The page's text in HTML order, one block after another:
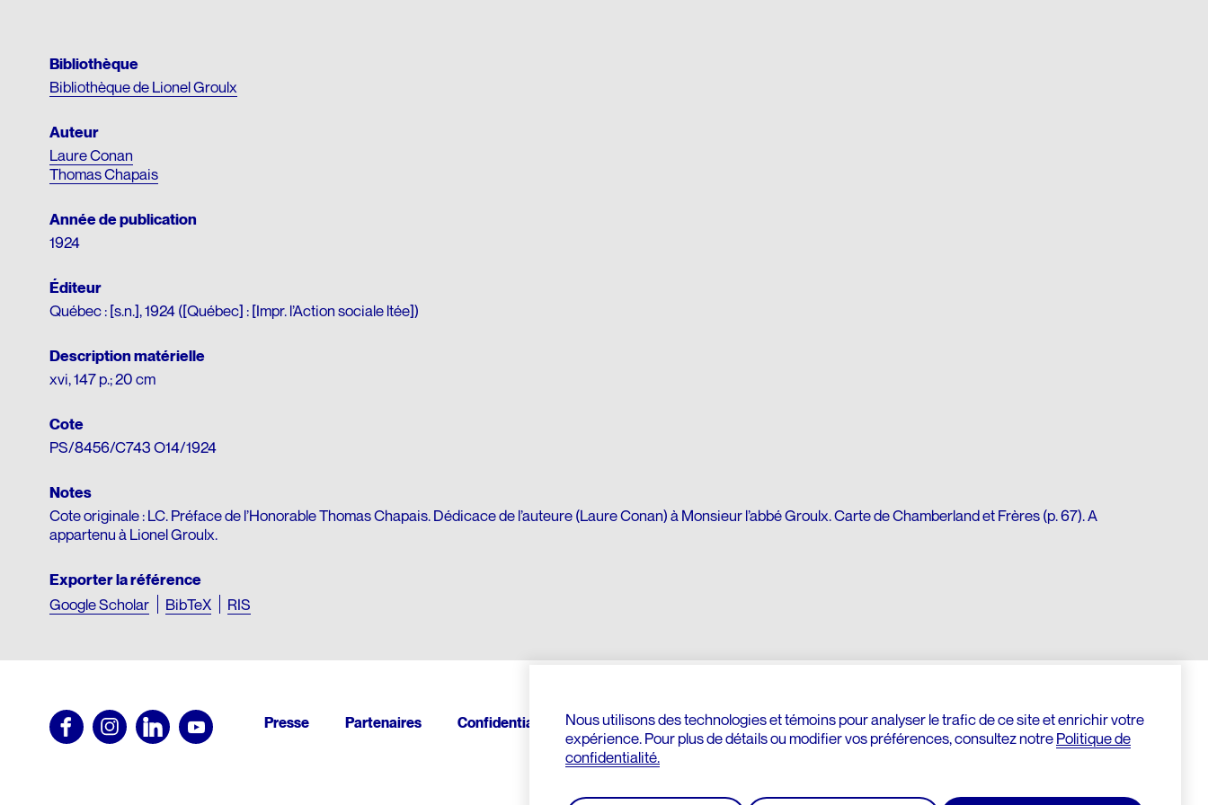
Nous utilisons des technologies et témoins pour analyser le trafic de ce site et enrichir votre
expérience. Pour plus de détails ou modifier vos préférences, consultez notrePolitique de
confidentialité.
Bibliothèque
Bibliothèque de Lionel Groulx
Auteur
Laure Conan
Thomas Chapais
Année de publication
1924
Éditeur
Québec : [s.n.], 1924 ([Québec] : [Impr. l’Action sociale ltée])
Description matérielle
xvi, 147 p.; 20 cm
Cote
PS/8456/C743 O14/1924
Notes
Cote originale : LC. Préface de l’Honorable Thomas Chapais. Dédicace de l’auteure (Laure Conan) à Monsieur l’abbé Groulx. Carte de Chamberland et Frères (p. 67). A
appartenu à Lionel Groulx.
Exporter la référence
Google Scholar BibTeX RIS
PiedPresse Partenaires Confidentialité Contact Donnez